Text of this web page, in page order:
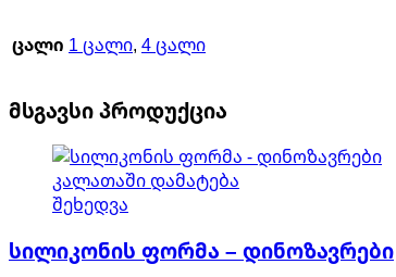
ცალი 1 ცალი, 4 ცალი
მსგავსი პროდუქცია
კალათაში დამატება
შეხედვა
სილიკონის ფორმა – დინოზავრები